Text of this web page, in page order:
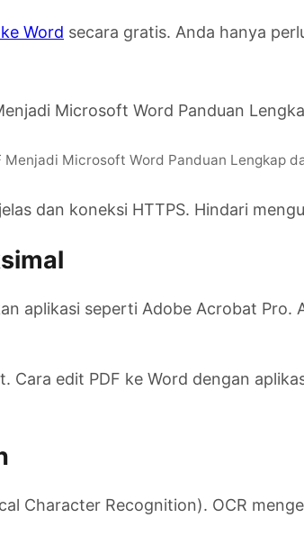
Word secara gratis. Anda hanya
Menjadi Microsoft Word Panduan Lengkap
dan koneksi HTTPS. Hindari
aplikasi seperti Adobe Acrobat
Cara edit PDF ke Word dengan
Character Recognition). OCR